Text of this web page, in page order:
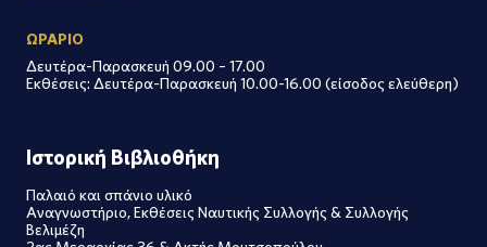
ΩΡΑΡΙΟ
Δευτέρα-Παρασκευή 09.00 – 17.00
Εκθέσεις: Δευτέρα-Παρασκευή 10.00-16.00 (είσοδος ελεύθερη)
Ιστορική Βιβλιοθήκη
Παλαιό και σπάνιο υλικό
Αναγνωστήριο, Εκθέσεις Ναυτικής Συλλογής & Συλλογής
Βελιμέζη